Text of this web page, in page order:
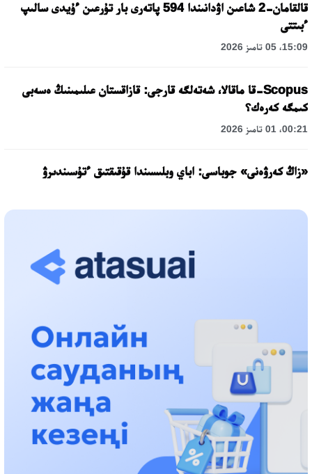
قالقامان-2 شاعىن اۋدانىندا 594 پاتەرى بار تۇرعىن ءۇيدى سالىپ
ءبىتتى
15:09، 05 تامىز 2026
Scopus-قا ماقالا، شەتەلگە قارجى: قازاقستان عىلىمىنىڭ ەسەبى
كىمگە كەرەك؟
00:21، 01 تامىز 2026
«زاڭ كەرۋەنى» جوباسى: اباي وبلىسىندا قۇقىقتىق ءتۇسىندىرۋ
17:31، 31 شىلدە 2026
حالىقارالىق «فورمۋلا-1 H2O» جارىسىن قونايەۆ قالاسىندا وتكىزۋ
اسحات اسىلبەكوۆ: كۇشتى بيلىككە كۇشتى تۇلعالار كەرەك!
12:01، 28 شىلدە 2026
ابزال دوستيار: دۋمان مۇحامەتكارىمدى الماتى تۇرمەسىنە اۋىستىرۋى